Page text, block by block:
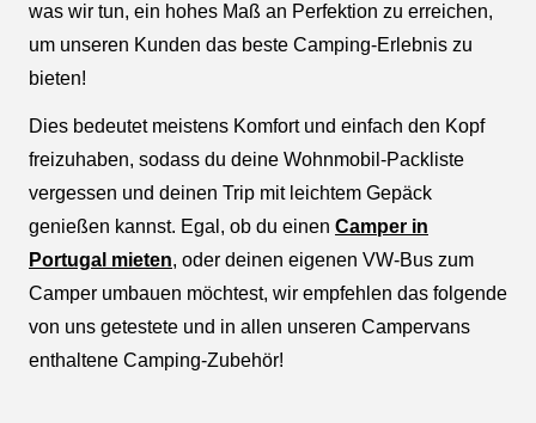
was wir tun, ein hohes Maß an Perfektion zu erreichen,
um unseren Kunden das beste Camping-Erlebnis zu
bieten!
Dies bedeutet meistens Komfort und einfach den Kopf
freizuhaben, sodass du deine Wohnmobil-Packliste
vergessen und deinen Trip mit leichtem Gepäck
genießen kannst. Egal, ob du einen Camper in
Portugal mieten, oder deinen eigenen VW-Bus zum
Camper umbauen möchtest, wir empfehlen das folgende
von uns getestete und in allen unseren Campervans
enthaltene Camping-Zubehör!